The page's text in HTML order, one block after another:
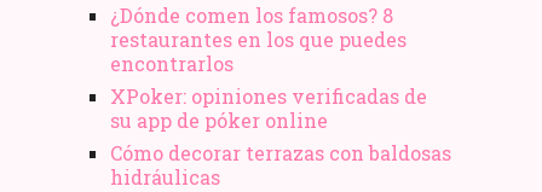
¿Dónde comen los famosos? 8
restaurantes en los que puedes
encontrarlos
XPoker: opiniones verificadas de
su app de póker online
Cómo decorar terrazas con baldosas
hidráulicas